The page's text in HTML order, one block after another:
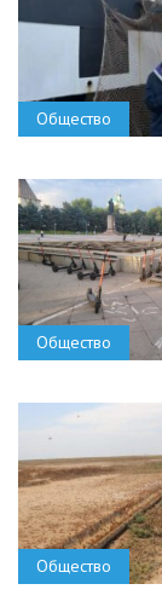
Общество
Общество
Общество